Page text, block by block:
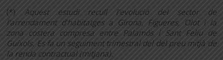
(*) Aquest estudi recull l’evolució del sector de
l’arrendament d’habitatges a Girona, Figueres, Olot i la
zona costera compresa entre Palamós i Sant Feliu de
Guíxols. Es fa un seguiment trimestral del del preu mitjà de
la renda contractual (mitjana).